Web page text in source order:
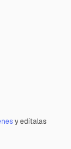
y edítalas